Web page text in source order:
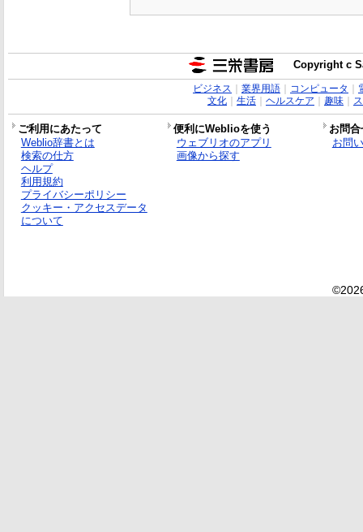
Copyright c
ビジネス 業界用語｜ コンピュータ
文化｜ 生活｜ ヘルスケア 趣味｜
ご利用にあたって 便利にWeblioを使う
お問
Weblio辞書とは
検索の仕方
ヘルプ
利用規約
プライバシーポリシー
クッキー・アクセスデータ
について
ウェブリオのアプリ
画像から探す
お問